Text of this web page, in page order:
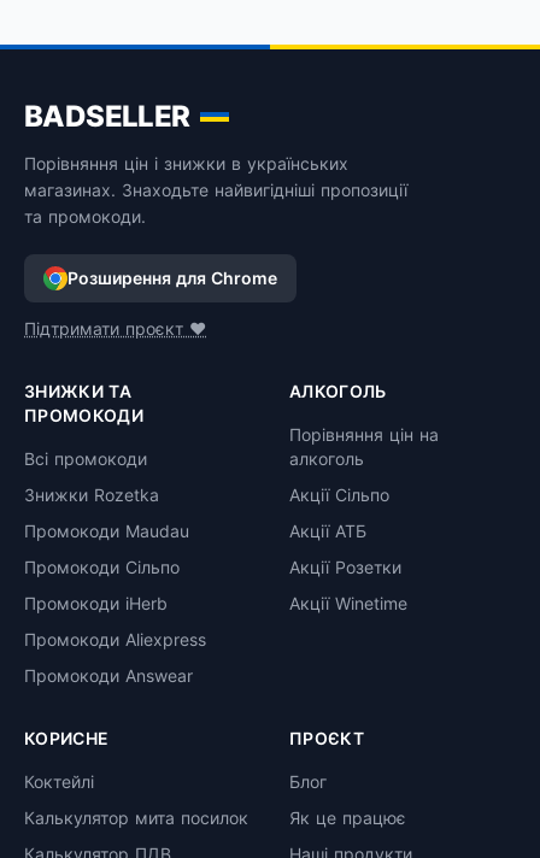
BADSELLER
Порівняння цін і знижки в українських
магазинах. Знаходьте найвигідніші пропозиції
та промокоди.
Розширення для Chrome
Підтримати проєкт ❤️
ЗНИЖКИ ТА
ПРОМОКОДИ
Всі промокоди
Знижки Rozetka
Промокоди Maudau
Промокоди Сільпо
Промокоди iHerb
Промокоди Aliexpress
Промокоди Answear
АЛКОГОЛЬ
Порівняння цін на
алкоголь
Акції Сільпо
Акції АТБ
Акції Розетки
Акції Winetime
КОРИСНЕ
Коктейлі
Калькулятор мита посилок
Калькулятор ПДВ
ПРОЄКТ
Блог
Як це працює
Наші продукти